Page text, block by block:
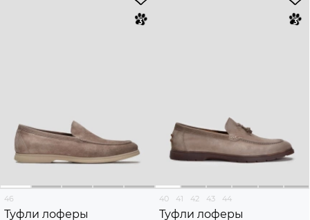
46
Туфли лоферы
40 41 42 43 44
Туфли лоферы